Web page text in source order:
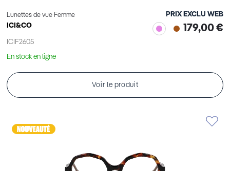
Lunettes de vue Femme
ICI&CO
ICIF2605
PRIX EXCLU WEB
179,00 €
En stock en ligne
Voir le produit